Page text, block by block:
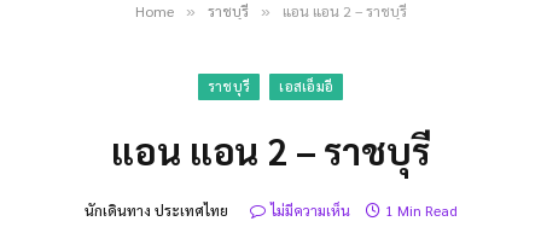
Home » ราชบุรี » แอน แอน 2 – ราชบุรี
ราชบุรี เอสเอ็มอี
แอน แอน 2 – ราชบุรี
นักเดินทาง ประเทศไทย ไม่มีความเห็น 1 Min Read